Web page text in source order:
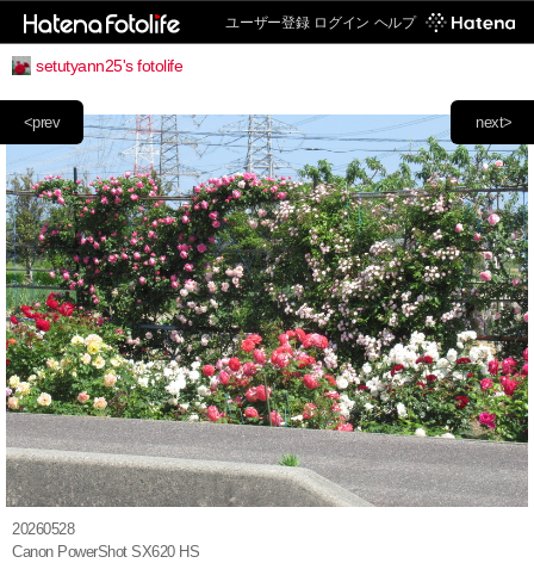
ユーザー登録 ログイン ヘルプ
setutyann25's fotolife
next>
<prev
20260528
Canon PowerShot SX620 HS